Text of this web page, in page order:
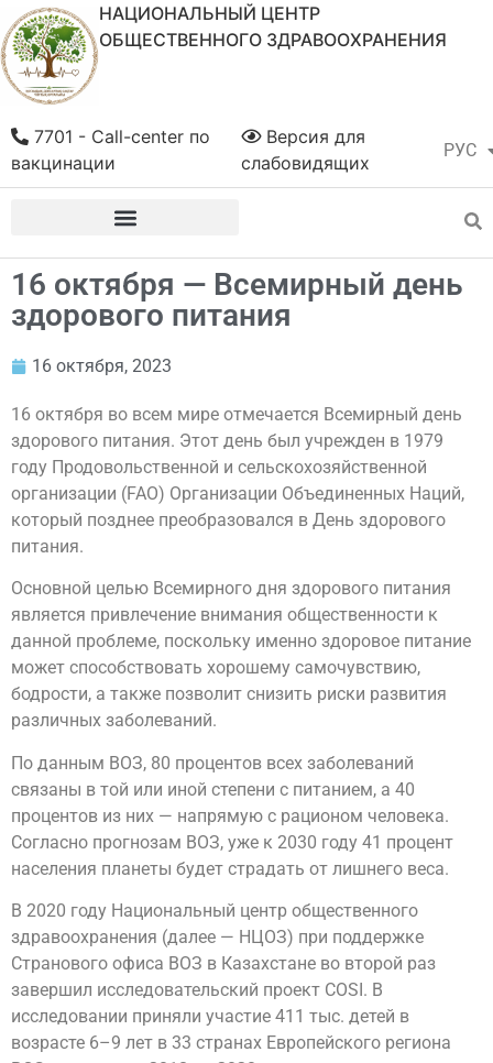
НАЦИОНАЛЬНЫЙ ЦЕНТР
ОБЩЕСТВЕННОГО ЗДРАВООХРАНЕНИЯ
РУС
ҚАЗ
Версия для
слабовидящих
7701 - Call-center по
вакцинации
16 октября — Всемирный день
здорового питания
16 октября, 2023
16 октября во всем мире отмечается Всемирный день
здорового питания. Этот день был учрежден в 1979
году Продовольственной и сельскохозяйственной
организации (FAO) Организации Объединенных Наций,
который позднее преобразовался в День здорового
питания.
Основной целью Всемирного дня здорового питания
является привлечение внимания общественности к
данной проблеме, поскольку именно здоровое питание
может способствовать хорошему самочувствию,
бодрости, а также позволит снизить риски развития
различных заболеваний.
По данным ВОЗ, 80 процентов всех заболеваний
связаны в той или иной степени с питанием, а 40
процентов из них — напрямую с рационом человека.
Согласно прогнозам ВОЗ, уже к 2030 году 41 процент
населения планеты будет страдать от лишнего веса.
В 2020 году Национальный центр общественного
здравоохранения (далее — НЦОЗ) при поддержке
Странового офиса ВОЗ в Казахстане во второй раз
завершил исследовательский проект СOSI. В
исследовании приняли участие 411 тыс. детей в
возрасте 6–9 лет в 33 странах Европейского региона